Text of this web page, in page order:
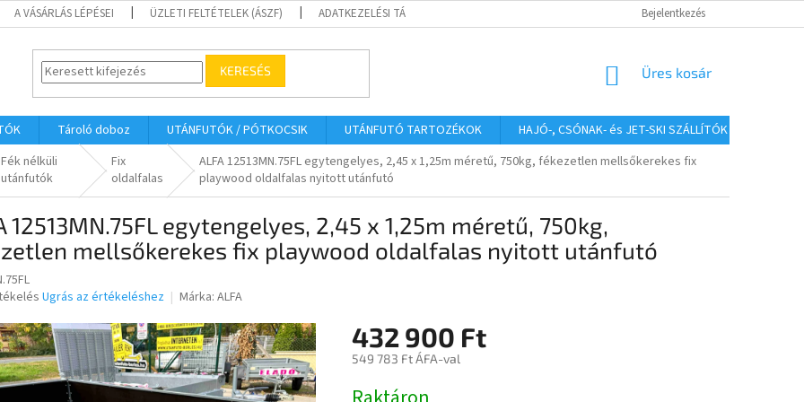
A VÁSÁRLÁS LÉPÉSEI ÜZLETI FELTÉTELEK (ÁSZF) ADATKEZELÉSI TÁJÉKOZTATÓ Bejelentkezés
KERESÉS KOSÁR
Üres kosár
Tároló doboz UTÁNFUTÓK / PÓTKOCSIK UTÁNFUTÓ TARTOZÉKOK HAJÓ-, CSÓNAK- és JET-SKI SZÁLLÍTÓK
Fék nélküli
utánfutók
Fix
oldalfalas
ALFA 12513MN.75FL egytengelyes, 2,45 x 1,25m méretű, 750kg, fékezetlen mellsőkerekes fix
playwood oldalfalas nyitott utánfutó
12513MN.75FL egytengelyes, 2,45 x 1,25m méretű, 750kg,
mellsőkerekes fix playwood oldalfalas nyitott utánfutó
Ugrás az értékeléshez Márka: ALFA
432 900 Ft
549 783 Ft ÁFA-val